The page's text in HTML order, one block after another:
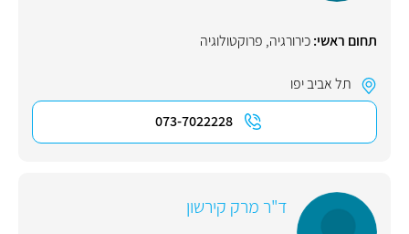
תחום ראשי:כירורגיה, פרוקטולוגיה
תל אביב יפו
073-7022228
ד"ר מרק קירשון